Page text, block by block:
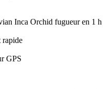
Inca Orchid fugueur en 1 h
rapide
GPS